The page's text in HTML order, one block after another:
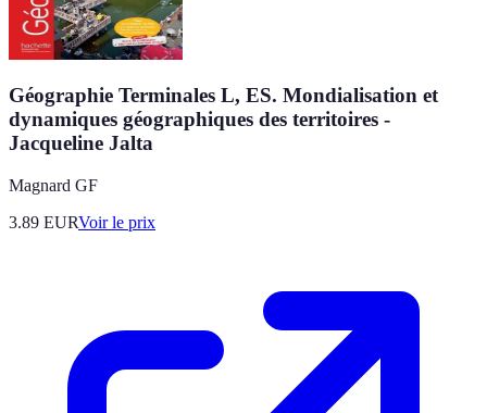
Géographie Terminales L, ES. Mondialisation et
dynamiques géographiques des territoires -
Jacqueline Jalta
Magnard GF
3.89 EURVoir le prix